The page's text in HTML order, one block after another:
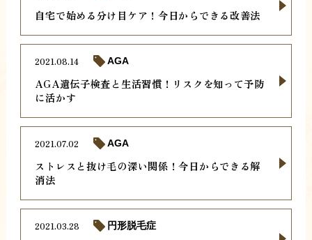
自宅で始める分け目ケア！今日からできる改善法
AGA遺伝子検査と生活習慣！リスクを知って予防
に活かす
2021.08.14 AGA
ストレスと抜け毛の深い関係！今日からできる解
消法
2021.07.02 AGA
2021.03.28 円形脱毛症